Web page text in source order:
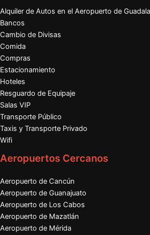
Alquiler de Autos en el Aeropuerto de
Bancos
Cambio de Divisas
Comida
Compras
Estacionamiento
Hoteles
Resguardo de Equipaje
Salas VIP
Transporte Público
Taxis y Transporte Privado
Wifi
Aeropuertos Cercanos
Aeropuerto de Cancún
Aeropuerto de Guanajuato
Aeropuerto de Los Cabos
Aeropuerto de Mazatlán
Aeropuerto de Mérida